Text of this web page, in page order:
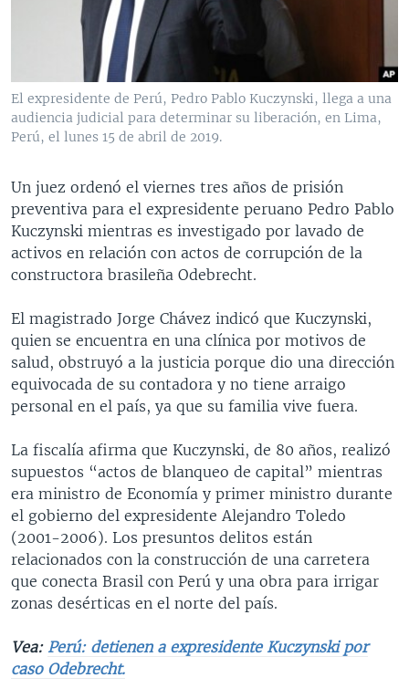
VENEZUELA
NICARAGUA
ECONOMÍA
ENTRETENIMIENTO Y CULTURA
TECNOLOGÍA
DEPORTES
CIENCIA Y SALUD
MULTIMEDIA
FOTOGRAFÍA
AUDIOS
PROGRAMAS TV
EL MUNDO AL DÍA
FORO INTERAMERICANO
VISIÓN 360
LAS CLAVES
PANORAMA
RADIO
AVANCE INFORMATIVO
AUDIONOTICIAS
BUENOS DÍAS AMÉRICA
ESTADOS UNIDOS AL DÍA
EL MUNDO AL DÍA [RADIO]
FORO [RADIO]
DEPORTIVO INTERNACIONAL
NOTA ECONÓMICA
ENTRETENIMIENTO
DIRECT
DOCUMENTALES DE LA VOA
Learning English
SÍGANOS
Idiomas
El expresidente de Perú, Pedro Pablo Kuczynski, llega a una
audiencia judicial para determinar su liberación, en Lima,
Perú, el lunes 15 de abril de 2019.
Un juez ordenó el viernes tres años de prisión
preventiva para el expresidente peruano Pedro Pablo
Kuczynski mientras es investigado por lavado de
activos en relación con actos de corrupción de la
constructora brasileña Odebrecht.
El magistrado Jorge Chávez indicó que Kuczynski,
quien se encuentra en una clínica por motivos de
salud, obstruyó a la justicia porque dio una dirección
equivocada de su contadora y no tiene arraigo
personal en el país, ya que su familia vive fuera.
La fiscalía afirma que Kuczynski, de 80 años, realizó
supuestos “actos de blanqueo de capital” mientras
era ministro de Economía y primer ministro durante
el gobierno del expresidente Alejandro Toledo
(2001-2006). Los presuntos delitos están
relacionados con la construcción de una carretera
que conecta Brasil con Perú y una obra para irrigar
zonas desérticas en el norte del país.
Vea: Perú: detienen a expresidente Kuczynski por
caso Odebrecht.